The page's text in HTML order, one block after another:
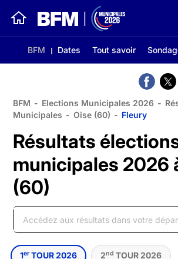
BFM Dates Tout savoir
BFM - Elections Municipales 2026 -
Municipales - Oise (60) - Fleury
Résultats
municipales 2026
(60)
1er TOUR 2026 2nd TOUR 2026